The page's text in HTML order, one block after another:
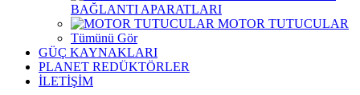
BAĞLANTI APARATLARI
MOTOR TUTUCULAR
Tümünü Gör
GÜÇ KAYNAKLARI
PLANET REDÜKTÖRLER
İLETİŞİM